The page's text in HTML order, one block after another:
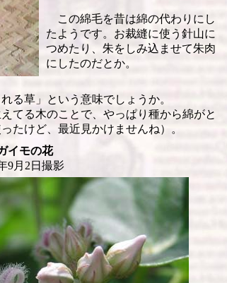
この綿毛を昔は綿の代わりにし
たようです。お裁縫に使う針山に
つめたり、朱をしみ込ませて朱肉
にしたのだとか。
る草」という意味でしょうか。
てる木のことで、やっぱり種から綿がと
たけど、最近見かけませんね）。
イモの花
9月2日撮影